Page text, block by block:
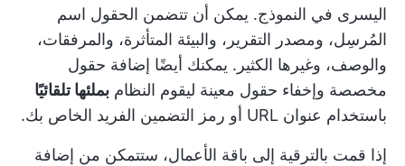
اليسرى في النموذج. يمكن أن تتضمن الحقول اسم
المُرسِل، ومصدر التقرير، والبيئة المتأثرة، والمرفقات،
والوصف، وغيرها الكثير. يمكنك أيضًا إضافة حقول
مخصصة وإخفاء حقول معينة ليقوم النظام بملئها تلقائيًا
باستخدام عنوان URL أو رمز التضمين الفريد الخاص بك.
إذا قمت بالترقية إلى باقة الأعمال، ستتمكن من إضافة